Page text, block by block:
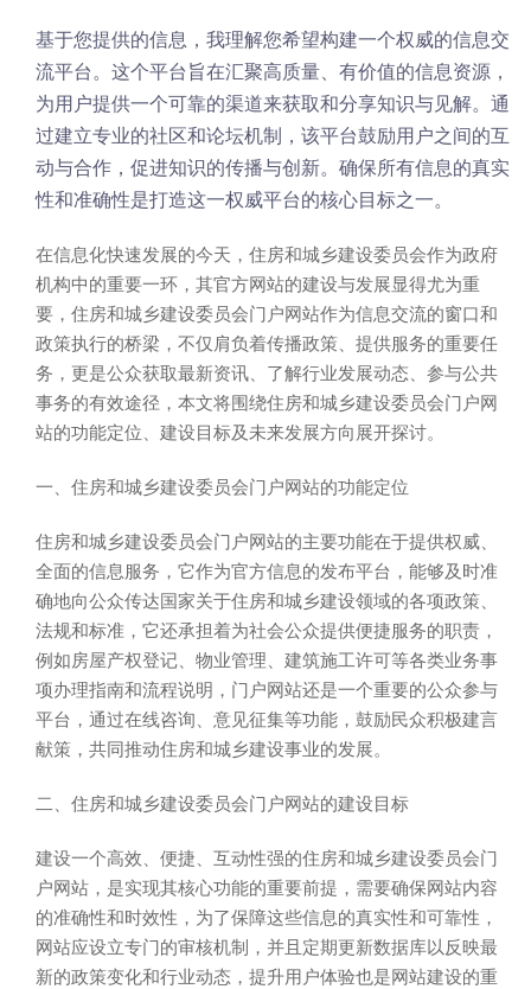
基于您提供的信息，我理解您希望构建一个权威的信息交
流平台。这个平台旨在汇聚高质量、有价值的信息资源，
为用户提供一个可靠的渠道来获取和分享知识与见解。通
过建立专业的社区和论坛机制，该平台鼓励用户之间的互
动与合作，促进知识的传播与创新。确保所有信息的真实
性和准确性是打造这一权威平台的核心目标之一。
在信息化快速发展的今天，住房和城乡建设委员会作为政府
机构中的重要一环，其官方网站的建设与发展显得尤为重
要，住房和城乡建设委员会门户网站作为信息交流的窗口和
政策执行的桥梁，不仅肩负着传播政策、提供服务的重要任
务，更是公众获取最新资讯、了解行业发展动态、参与公共
事务的有效途径，本文将围绕住房和城乡建设委员会门户网
站的功能定位、建设目标及未来发展方向展开探讨。
一、住房和城乡建设委员会门户网站的功能定位
住房和城乡建设委员会门户网站的主要功能在于提供权威、
全面的信息服务，它作为官方信息的发布平台，能够及时准
确地向公众传达国家关于住房和城乡建设领域的各项政策、
法规和标准，它还承担着为社会公众提供便捷服务的职责，
例如房屋产权登记、物业管理、建筑施工许可等各类业务事
项办理指南和流程说明，门户网站还是一个重要的公众参与
平台，通过在线咨询、意见征集等功能，鼓励民众积极建言
献策，共同推动住房和城乡建设事业的发展。
二、住房和城乡建设委员会门户网站的建设目标
建设一个高效、便捷、互动性强的住房和城乡建设委员会门
户网站，是实现其核心功能的重要前提，需要确保网站内容
的准确性和时效性，为了保障这些信息的真实性和可靠性，
网站应设立专门的审核机制，并且定期更新数据库以反映最
新的政策变化和行业动态，提升用户体验也是网站建设的重